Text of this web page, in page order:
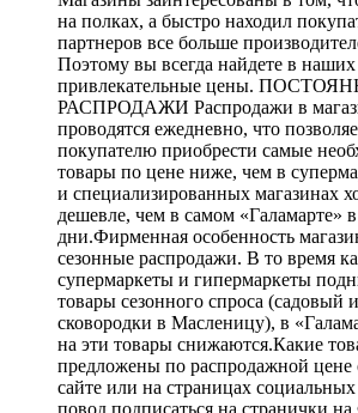
на полках, а быстро находил
партнеров все больше
Поэтому вы всегда найдете в
привлекательные цены.
РАСПРОДАЖИ Распродажи в
проводятся ежедневно, что
покупателю приобрести самые
товары по цене ниже, чем в
и специализированных магазинах
дешевле, чем в самом «Галамарте»
дни.Фирменная особенность
сезонные распродажи. В то время
супермаркеты и гипермаркеты
товары сезонного спроса (садовый
сковородки в Масленицу), в
на эти товары снижаются.Какие
предложены по распродажной цене
сайте или на страницах
повод подписаться на странички